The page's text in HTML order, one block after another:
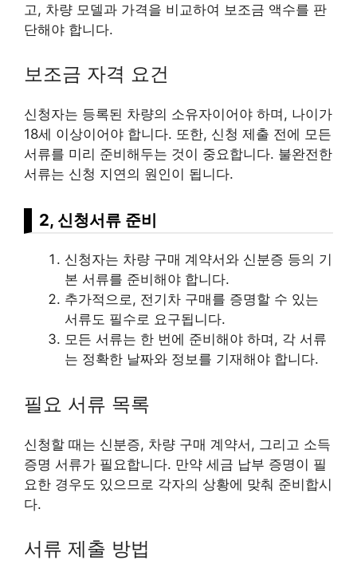
고, 차량 모델과 가격을 비교하여 보조금 액수를 판
단해야 합니다.
보조금 자격 요건
신청자는 등록된 차량의 소유자이어야 하며, 나이가
18세 이상이어야 합니다. 또한, 신청 제출 전에 모든
서류를 미리 준비해두는 것이 중요합니다. 불완전한
서류는 신청 지연의 원인이 됩니다.
2, 신청서류 준비
신청자는 차량 구매 계약서와 신분증 등의 기
본 서류를 준비해야 합니다.
추가적으로, 전기차 구매를 증명할 수 있는
서류도 필수로 요구됩니다.
모든 서류는 한 번에 준비해야 하며, 각 서류
는 정확한 날짜와 정보를 기재해야 합니다.
필요 서류 목록
신청할 때는 신분증, 차량 구매 계약서, 그리고 소득
증명 서류가 필요합니다. 만약 세금 납부 증명이 필
요한 경우도 있으므로 각자의 상황에 맞춰 준비합시
다.
서류 제출 방법